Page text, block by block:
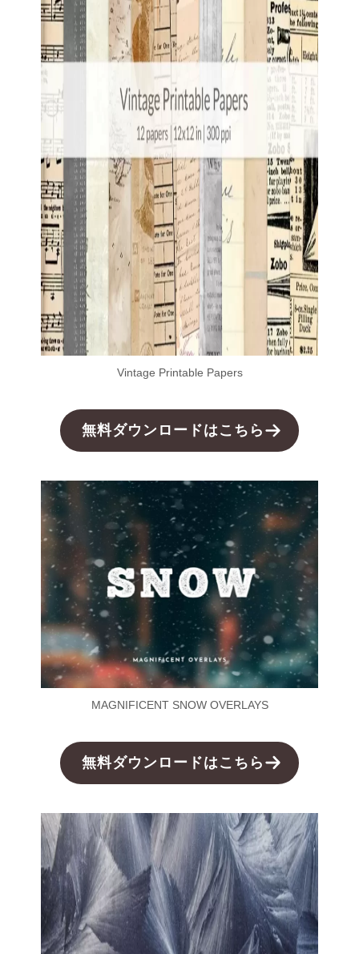
Vintage Printable Papers
無料ダウンロードはこちら
MAGNIFICENT SNOW OVERLAYS
無料ダウンロードはこちら